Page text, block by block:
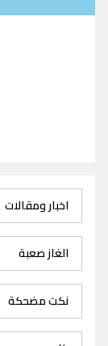
اخبار ومقالات
الغاز صعبة
نكت مضحكة